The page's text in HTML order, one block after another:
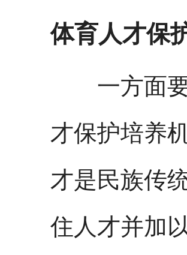
体育人才保
一方面要
才保护培养
才是民族传
住人才并加